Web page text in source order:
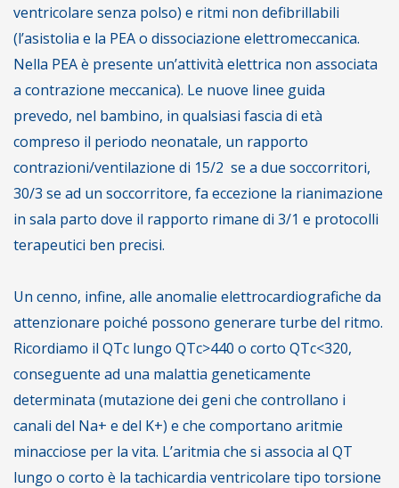
ventricolare senza polso) e ritmi non defibrillabili
(l’asistolia e la PEA o dissociazione elettromeccanica.
Nella PEA è presente un’attività elettrica non associata
a contrazione meccanica). Le nuove linee guida
prevedo, nel bambino, in qualsiasi fascia di età
compreso il periodo neonatale, un rapporto
contrazioni/ventilazione di 15/2 se a due soccorritori,
30/3 se ad un soccorritore, fa eccezione la rianimazione
in sala parto dove il rapporto rimane di 3/1 e protocolli
terapeutici ben precisi.
Un cenno, infine, alle anomalie elettrocardiografiche da
attenzionare poiché possono generare turbe del ritmo.
Ricordiamo il QTc lungo QTc>440 o corto QTc<320,
conseguente ad una malattia geneticamente
determinata (mutazione dei geni che controllano i
canali del Na+ e del K+) e che comportano aritmie
minacciose per la vita. L’aritmia che si associa al QT
lungo o corto è la tachicardia ventricolare tipo torsione